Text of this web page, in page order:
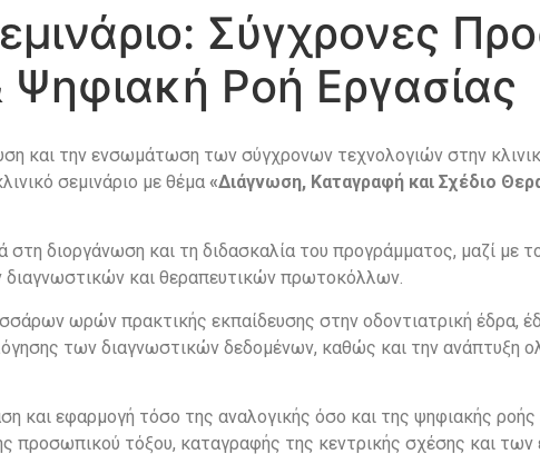
Σύγχρονες
Ροή Εργασίας
και την ενσωμάτωση των σύγχρονων τεχνολογιών στην
σεμινάριο με θέμα «Διάγνωση, Καταγραφή και Σχέδιο
στη διοργάνωση και τη διδασκαλία του προγράμματος, μαζί με
διαγνωστικών και θεραπευτικών πρωτοκόλλων.
ωρών πρακτικής εκπαίδευσης στην οδοντιατρική
των διαγνωστικών δεδομένων, καθώς και την ανάπτυξη
και εφαρμογή τόσο της αναλογικής όσο και της ψηφιακής
τόξου, καταγραφής της κεντρικής σχέσης και των